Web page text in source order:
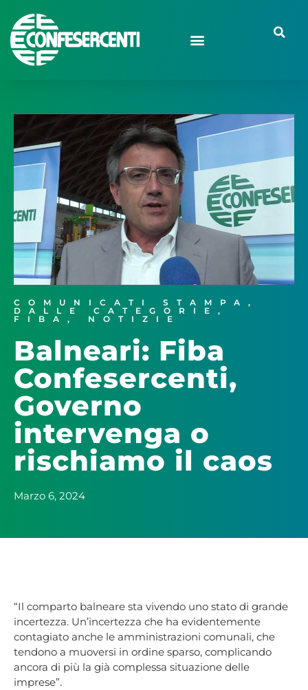
COMUNICATI STAMPA ,
DALLE CATEGORIE ,
FIBA , NOTIZIE
Balneari: Fiba
Confesercenti,
Governo
intervenga o
rischiamo il caos
Marzo 6, 2024
“Il comparto balneare sta vivendo uno stato di grande
incertezza. Un’incertezza che ha evidentemente
contagiato anche le amministrazioni comunali, che
tendono a muoversi in ordine sparso, complicando
ancora di più la già complessa situazione delle
imprese”.